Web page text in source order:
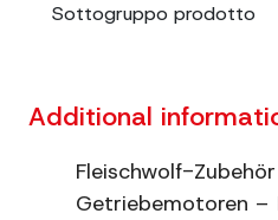
Sottogruppo prodotto
Additional
Fleischwolf-
Getriebemotoren –